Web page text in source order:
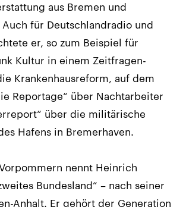
aus Bremen und
für Deutschlandradio und
er, so zum Beispiel für
Kultur in einem Zeitfragen-
Krankenhausreform, auf dem
Reportage“ über Nachtarbeiter
über die militärische
Hafens in Bremerhaven.
nennt Heinrich
Bundesland“ – nach seiner
Anhalt. Er gehört der Generation